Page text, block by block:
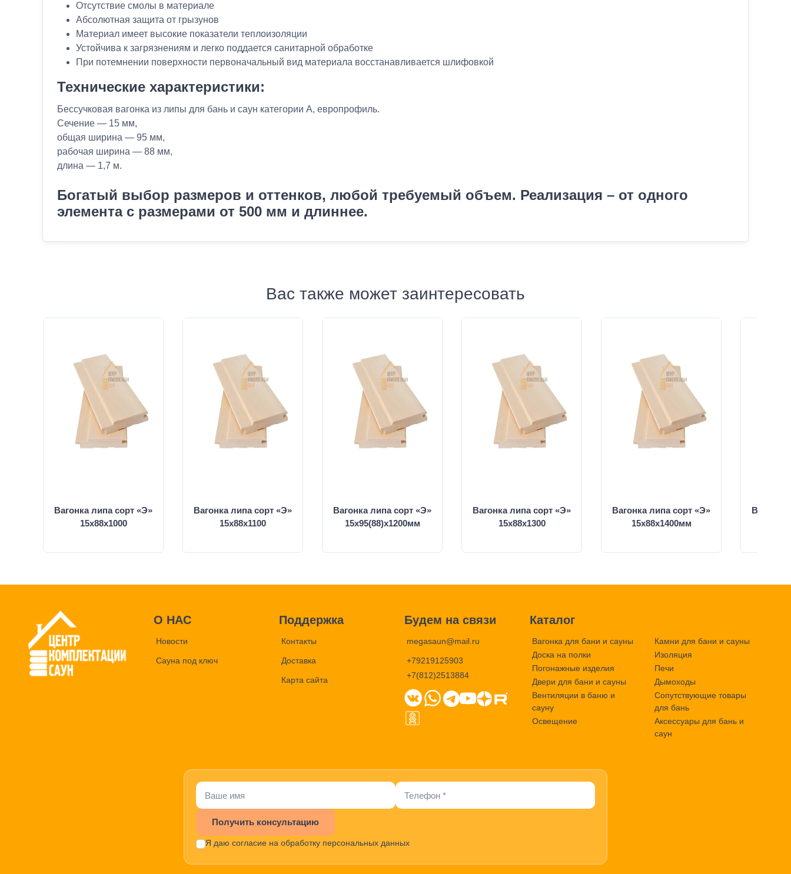
Отсутствие смолы в материале
Абсолютная защита от грызунов
Материал имеет высокие показатели теплоизоляции
Устойчива к загрязнениям и легко поддается санитарной обработке
При потемнении поверхности первоначальный вид материала восстанавливается шлифовкой
Технические характеристики:
Бессучковая вагонка из липы для бань и саун категории А, европрофиль.
Сечение — 15 мм,
общая ширина — 95 мм,
рабочая ширина — 88 мм,
длина — 1,7 м.
Богатый выбор размеров и оттенков, любой требуемый объем. Реализация – от одного
элемента с размерами от 500 мм и длиннее.
Вас также может заинтересовать
Вагонка липа сорт «Э»
15х88х1000
Вагонка липа сорт «Э»
15х88х1100
Вагонка липа сорт «Э»
15х95(88)х1200мм
Вагонка липа сорт «Э»
15х88х1300
Вагонка липа сорт «Э»
15х88х1400мм
Вагонка
О НАС
Новости
Сауна под ключ
Поддержка
Контакты
Доставка
Карта сайта
Будем на связи
megasaun@mail.ru
+79219125903
+7(812)2513884
Каталог
Вагонка для бани и сауны
Доска на полки
Погонажные изделия
Двери для бани и сауны
Вентиляции в баню и
сауну
Освещение
Камни для бани и сауны
Изоляция
Печи
Дымоходы
Сопутствующие товары
для бань
Аксессуары для бань и
саун
Получить консультацию
Я даю согласие на обработку персональных данных